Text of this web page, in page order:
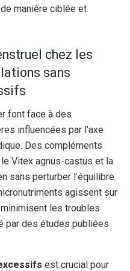
manière ciblée et
chez les
sans
font face à des
influencées par l’axe
Des compléments
Vitex agnus-castus et la
sans perturber l’équilibre
agissent sur
les troubles
par des études publiées
est crucial pour